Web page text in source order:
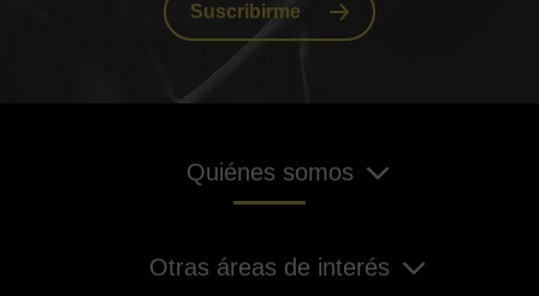
Suscribirme
Quiénes somos
Otras áreas de interés